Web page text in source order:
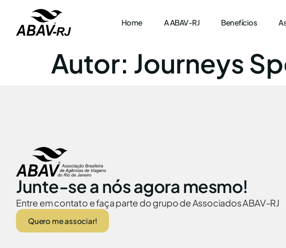
Home A ABAV-RJ Benefícios
Autor: Journeys
Junte-se a nós agora mesmo!
Entre em contato e faça parte do grupo de Associados ABAV-RJ
Quero me associar!